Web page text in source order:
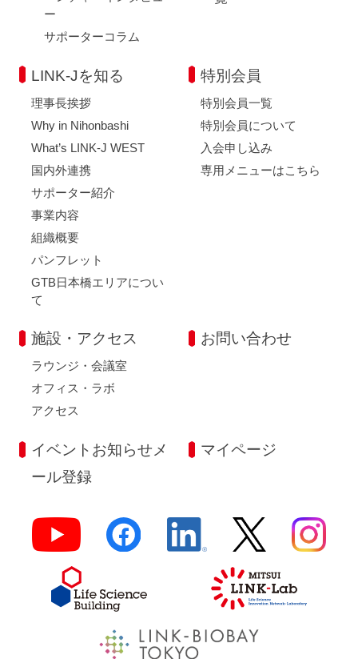
ー
サポーターコラム
LINK-Jを知る
理事長挨拶
Why in Nihonbashi
What’s LINK-J WEST
国内外連携
サポーター紹介
事業内容
組織概要
パンフレット
GTB日本橋エリアについ
て
特別会員
特別会員一覧
特別会員について
入会申し込み
専用メニューはこちら
施設・アクセス
ラウンジ・会議室
オフィス・ラボ
アクセス
お問い合わせ
イベントお知らせメ
ール登録
マイページ